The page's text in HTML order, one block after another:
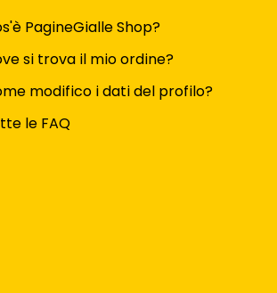
PagineGialle Shop?
si trova il mio ordine?
modifico i dati del profilo?
le FAQ